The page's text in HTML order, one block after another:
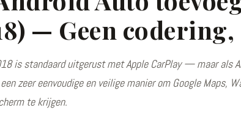
— Geen
is standaard uitgerust met Apple CarPlay — maar als
zeer eenvoudige en veilige manier om Google Maps,
te krijgen.